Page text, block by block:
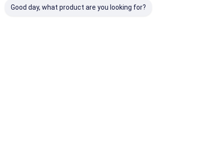
Good day, what product are you looking for?